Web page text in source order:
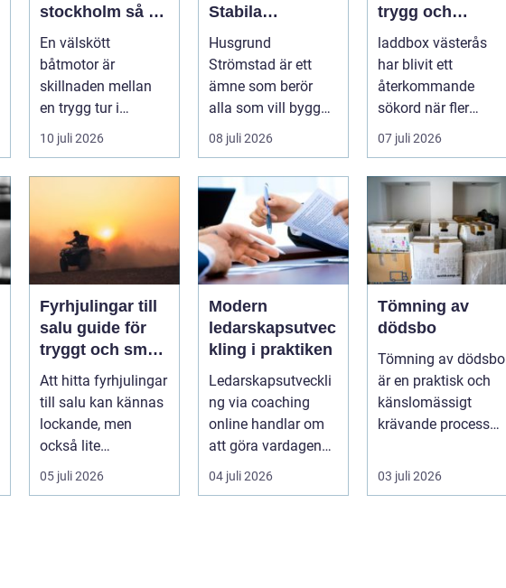
stockholm så tar
du hand om din
båtmotor på rätt
sätt
En välskött
båtmotor är
skillnaden mellan
en trygg tur i
skärgården och en
sommar fylld av
ofrivilli...
10 juli 2026
Stabila
lösningar för
boende vid
kusten
Husgrund
Strömstad är ett
ämne som berör
alla som vill bygga
tryggt och lå...
08 juli 2026
trygg och
effektiv
hemmaladdning
laddbox västerås
har blivit ett
återkommande
sökord när fler
elbilsägare vill
ladda hemma på ett
säk...
07 juli 2026
Fyrhjulingar till
salu guide för
tryggt och smart
köp
Att hitta fyrhjulingar
till salu kan kännas
lockande, men
också lite
överväldigande.
Utbudet är stor...
05 juli 2026
Modern
ledarskapsutvec
kling i praktiken
Ledarskapsutveckli
ng via coaching
online handlar om
att göra vardagen
som chef både mer
h...
04 juli 2026
Tömning av
dödsbo
Tömning av dödsbo
är en praktisk och
känslomässigt
krävande process
möter en gång ell...
03 juli 2026